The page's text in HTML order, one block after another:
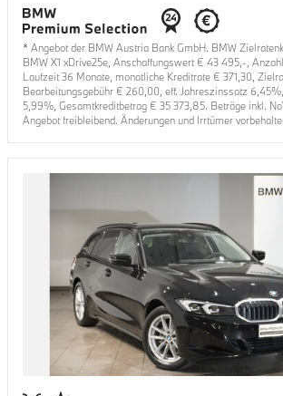
* Angebot der BMW Austria Bank GmbH. BMW
BMW X1 xDrive25e , Anschaffungswert € 43 495 ,-,
Laufzeit36 Monate, monatliche Kreditrate € 371,30 ,
Bearbeitungsgebühr € 260,00 , eff. Jahreszinssatz 6,45
5,99%, Gesamtkreditbetrag € 35 373,85. Beträge inkl.
Angebot freibleibend. Änderungen und Irrtümer